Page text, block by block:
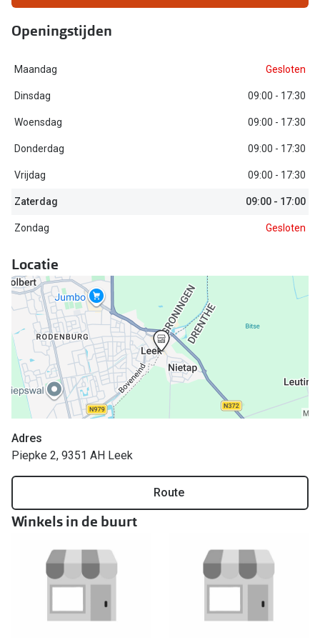
DbyD
Michael Kors
Emporio Armani
Unofficial
Oakley
Ralph Lauren
Burberry
Alle brillen merken
Online hulp & advies
Online bril kopen in maar 4 stappen
Soorten brillenglazen
Bril online passen
Brillentrends
Meekleurende glazen
Nachtbril
Alles over brillen
Biofinity
Alle
Online
Doe de
Openingstijden
Maandag Gesloten
Dinsdag 09:00 - 17:30
Woensdag 09:00 - 17:30
Donderdag 09:00 - 17:30
Vrijdag 09:00 - 17:30
Zaterdag 09:00 - 17:00
Zondag Gesloten
Locatie
Adres
Piepke 2, 9351 AH Leek
Route
Winkels in de buurt